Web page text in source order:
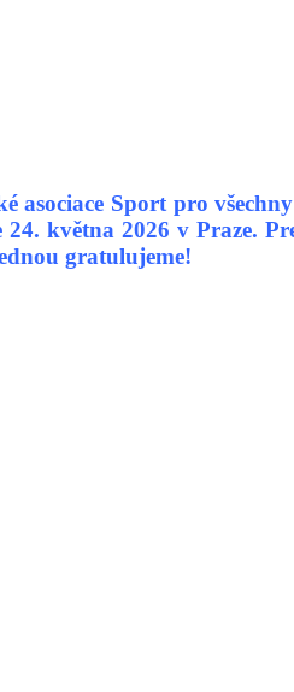
asociace Sport pro
května 2026 v Praze.
gratulujeme!